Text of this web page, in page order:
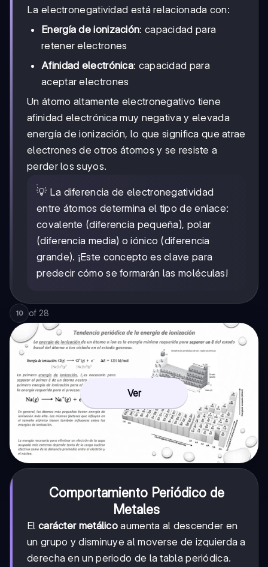
La electronegatividad está relacionada con:
Energía de ionización: capacidad para
retener electrones
Afinidad electrónica: capacidad para
aceptar electrones
Un átomo altamente electronegativo tiene
afinidad electrónica muy negativa y elevada
energía de ionización, lo que significa que atrae
electrones de otros átomos y se resiste a
perder los suyos.
💡 La diferencia de electronegatividad
entre átomos determina el tipo de enlace:
covalente (diferencia pequeña), polar
(diferencia media) o iónico (diferencia
grande). ¡Este concepto es clave para
predecir cómo se formarán las moléculas!
10 of 28
Ver
Comportamiento Periódico de
Metales
El carácter metálico aumenta al descender en
un grupo y disminuye al moverse de izquierda a
derecha en un periodo de la tabla periódica.